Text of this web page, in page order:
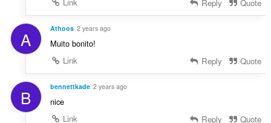
Reply Quote
A Athoos 2 years ago
Muito bonito!
Link
Reply Quote
B bennettkade 2 years ago
nice
Link
Reply Quote